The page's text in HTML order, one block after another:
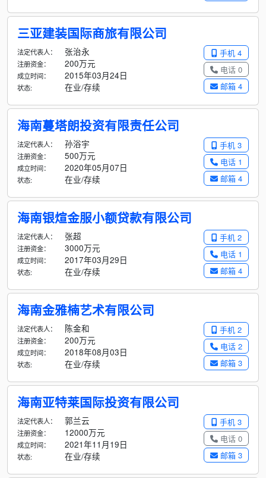
三亚建装国际商旅有限公司
手机 4
电话 0
邮箱 4
法定代表人： 张治永
注册资金： 200万元
成立时间： 2015年03月24日
状态: 在业/存续
海南蔓塔朗投资有限责任公司
手机 3
电话 1
邮箱 4
法定代表人： 孙浴宇
注册资金： 500万元
成立时间： 2020年05月07日
状态: 在业/存续
海南银煊金服小额贷款有限公司
手机 2
电话 1
邮箱 4
法定代表人： 张超
注册资金： 3000万元
成立时间： 2017年03月29日
状态: 在业/存续
海南金雅楠艺术有限公司
手机 2
电话 2
邮箱 3
法定代表人： 陈金和
注册资金： 200万元
成立时间： 2018年08月03日
状态: 在业/存续
海南亚特莱国际投资有限公司
手机 3
电话 0
邮箱 3
法定代表人： 郭兰云
注册资金： 12000万元
成立时间： 2021年11月19日
状态: 在业/存续